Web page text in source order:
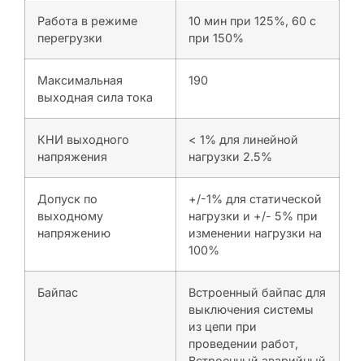
Работа в режиме
перегрузки
10 мин при 125%, 60 с
при 150%
Максимальная
выходная сила тока
190
КНИ выходного
напряжения
< 1% для линейной
нагрузки 2.5%
Допуск по
выходному
напряжению
+/-1% для статической
нагрузки и +/- 5% при
изменении нагрузки на
100%
Байпас
Встроенный байпас для
выключения системы
из цепи при
проведении работ,